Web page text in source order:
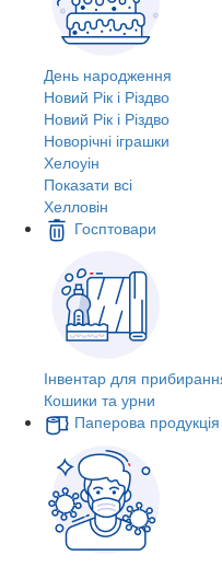
День народження
Новий Рік і Різдво
Новий Рік і Різдво
Новорічні іграшки
Хелоуін
Показати всі
Хелловін
Госптовари
Інвентар для
Кошики та урни
Паперова продукція